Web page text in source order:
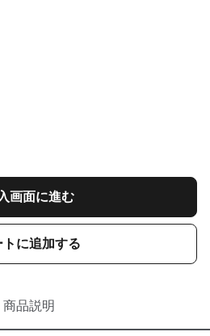
画面に進む
トに追加する
商品説明